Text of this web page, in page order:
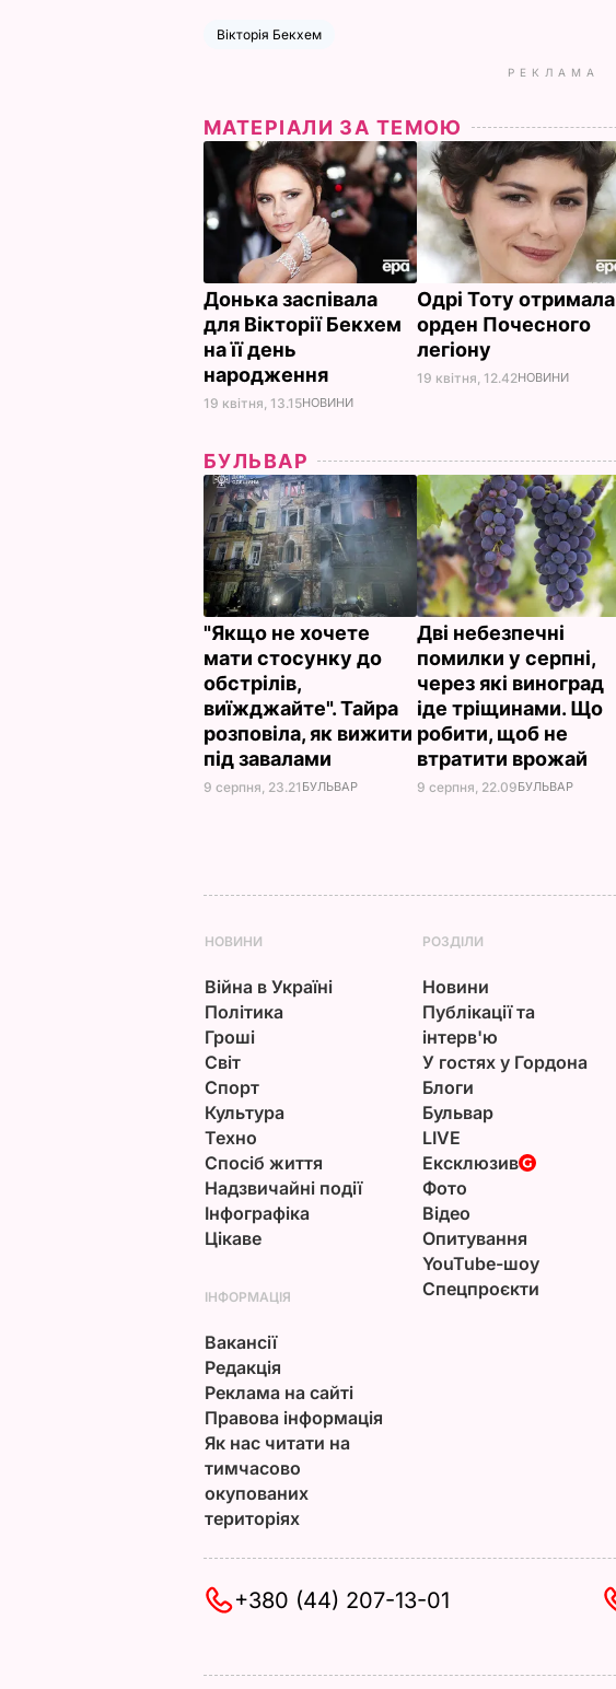
Вікторія Бекхем
РЕКЛАМА
МАТЕРІАЛИ ЗА ТЕМОЮ
Донька заспівала
для Вікторії Бекхем
на її день
народження
19 квітня, 13.15НОВИНИ
Одрі Тоту отримала
орден Почесного
легіону
19 квітня, 12.42НОВИНИ
БУЛЬВАР
"Якщо не хочете
мати стосунку до
обстрілів,
виїжджайте". Тайра
розповіла, як вижити
під завалами
9 серпня, 23.21 БУЛЬВАР
Дві небезпечні
помилки у серпні,
через які виноград
іде тріщинами. Що
робити, щоб не
втратити врожай
9 серпня, 22.09БУЛЬВАР
НОВИНИ
Війна в Україні
Політика
Гроші
Світ
Спорт
Культура
Техно
Спосіб життя
Надзвичайні події
Інфографіка
Цікаве
РОЗДІЛИ
Новини
Публікації та
інтерв'ю
У гостях у Гордона
Блоги
Бульвар
LIVE
Ексклюзив
Фото
Відео
Опитування
YouTube-шоу
Спецпроєкти
ІНФОРМАЦІЯ
Вакансії
Редакція
Реклама на сайті
Правова інформація
Як нас читати на
тимчасово
окупованих
територіях
+380 (44) 207-13-01